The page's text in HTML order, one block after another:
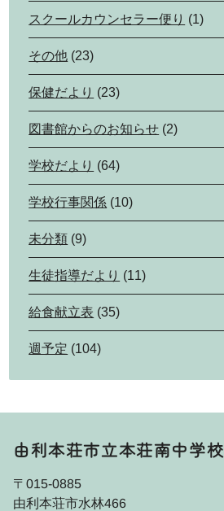
スクールカウンセラー便り (1)
その他 (23)
保健だより (23)
図書館からのお知らせ (2)
学校だより (64)
学校行事関係 (10)
未分類 (9)
生徒指導だより (11)
給食献立表 (35)
週予定 (104)
由利本荘市立本荘南中学校
〒015-0885
由利本荘市水林466